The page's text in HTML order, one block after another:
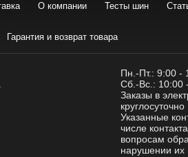
О компании Тесты шин
Гарантия и возврат товара
Пн.-Пт.: 9:00 -
Сб.-Вс.: 10:00
Заказы в
круглосуточно
Указанные
числе
вопросам
нарушении их